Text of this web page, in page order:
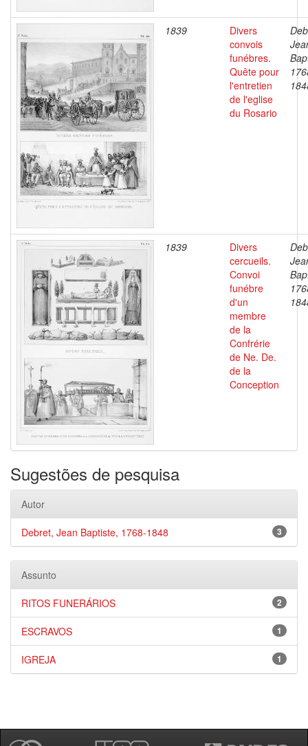
1839
Divers
convois
funébres.
Quête pour
l'entretien
de l'eglise
du Rosario
1839
Divers
cercueils.
Convoi
funébre
d'un
membre
de la
Confrérie
de Ne. De.
de la
Conception
Sugestões de pesquisa
Autor
3
Debret, Jean Baptiste, 1768-1848
Assunto
2
RITOS FUNERÁRIOS
1
ESCRAVOS
1
IGREJA